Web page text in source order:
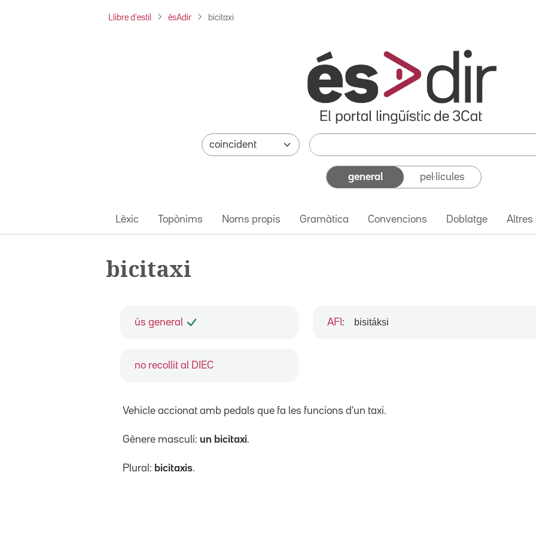
Llibre d'estil ésAdir bicitaxi
general pel·lícules
Lèxic Topònims Noms propis Gramàtica Convencions Doblatge Altres
bicitaxi
ús general
no recollit al DIEC
AFI : bisitáksi
Vehicle accionat amb pedals que fa les funcions d'un taxi.
Gènere masculí: un bicitaxi.
Plural: bicitaxis.